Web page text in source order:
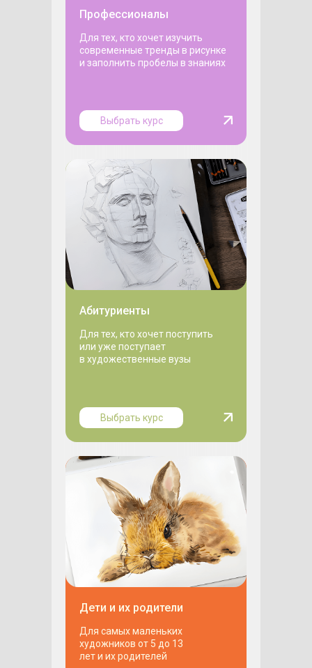
Выбрать курс
Выбрать курс
Дети и их родители
Для самых маленьких
художников от 5 до 13
лет и их родителей
Абитуриенты
Для тех, кто хочет поступить
или уже поступает
в художественные вузы
Профессионалы
Для тех, кто хочет изучить
современные тренды в рисунке
и заполнить пробелы в знаниях